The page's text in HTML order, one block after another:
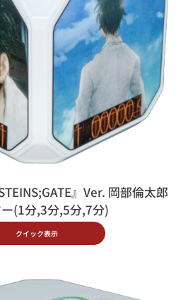
』Ver. 岡部倫太郎
(1分,3分,5分,7分)
クイック表示